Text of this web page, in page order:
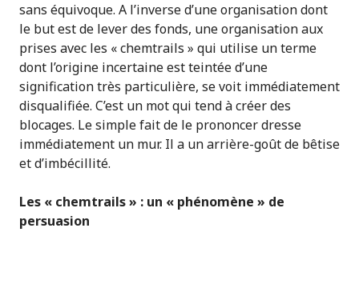
sans équivoque. A l’inverse d’une organisation dont
le but est de lever des fonds, une organisation aux
prises avec les « chemtrails » qui utilise un terme
dont l’origine incertaine est teintée d’une
signification très particulière, se voit immédiatement
disqualifiée. C’est un mot qui tend à créer des
blocages. Le simple fait de le prononcer dresse
immédiatement un mur. Il a un arrière-goût de bêtise
et d’imbécillité.
Les « chemtrails » : un « phénomène » de
persuasion